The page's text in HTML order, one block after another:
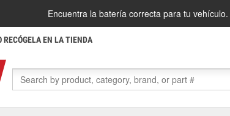
Encuentra la batería correcta para tu vehículo.
RECÓGELA EN LA TIENDA